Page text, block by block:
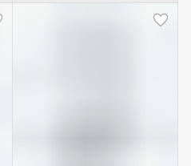
тональный крем 30 SPF